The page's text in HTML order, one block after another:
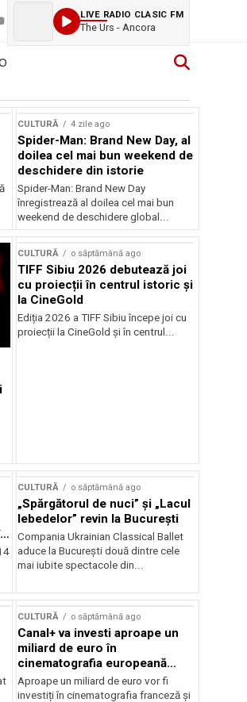
LIVE RADIO CLASIC FM
The Urs - Ancora
CULTURĂ 4 zile ago
Spider-Man: Brand New Day, al
doilea cel mai bun weekend de
deschidere din istorie
Spider-Man: Brand New Day
înregistrează al doilea cel mai bun
weekend de deschidere global...
CULTURĂ o săptămână ago
TIFF Sibiu 2026 debutează joi
cu proiecții în centrul istoric și
la CineGold
Ediția 2026 a TIFF Sibiu începe joi cu
proiecții la CineGold și în centrul...
CULTURĂ o săptămână ago
„Spărgătorul de nuci” și „Lacul
lebedelor” revin la București
Compania Ukrainian Classical Ballet
aduce la București două dintre cele
mai iubite spectacole din...
CULTURĂ o săptămână ago
Canal+ va investi aproape un
miliard de euro în
cinematografia europeană
până în 2032
Aproape un miliard de euro vor fi
investiți în cinematografia franceză și